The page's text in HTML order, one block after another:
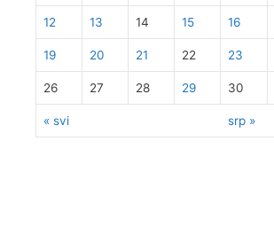
« svi srp »
12 13 14 15 16
19 20 21 22 23
26 27 28 29 30